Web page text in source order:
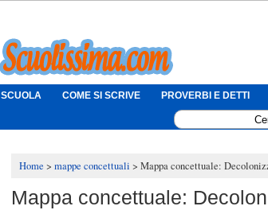
SCUOLA COME SI SCRIVE PROVERBI E DETTI
Home mappe concettuali Mappa concettuale:
Mappa concettuale: